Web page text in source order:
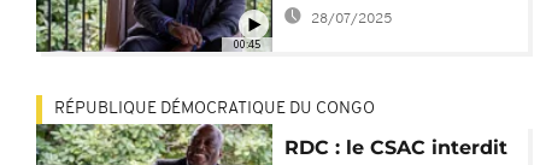
00:45
28/07/2025
RÉPUBLIQUE DÉMOCRATIQUE DU CONGO
RDC : le CSAC interdit